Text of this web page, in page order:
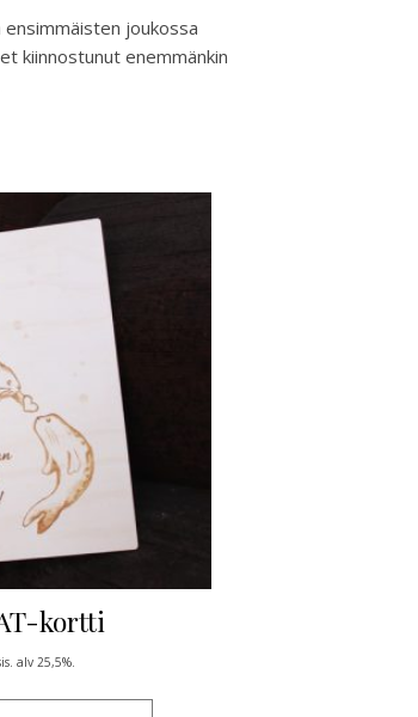
joukossa
kiinnostunut enemmänkin
Voit tehdä valinnat tuotteen sivulla.
kortti
alv 25,5%.
Tällä tuotteella on useampi